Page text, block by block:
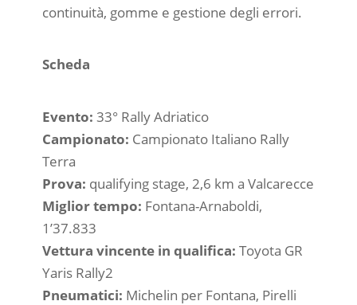
continuità, gomme e gestione degli errori.
Scheda
Evento: 33° Rally Adriatico
Campionato: Campionato Italiano Rally
Terra
Prova: qualifying stage, 2,6 km a Valcarecce
Miglior tempo: Fontana-Arnaboldi,
1’37.833
Vettura vincente in qualifica: Toyota GR
Yaris Rally2
Pneumatici: Michelin per Fontana, Pirelli